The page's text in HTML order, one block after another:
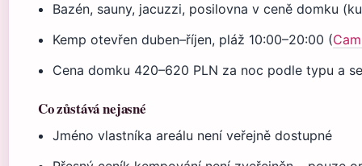
Bazén, sauny, jacuzzi, posilovna v ceně domku
Kemp otevřen duben–říjen, pláž 10:00–20:00 (
Cena domku 420–620 PLN za noc podle typu a
Co zůstává nejasné
Jméno vlastníka areálu není veřejně dostupné